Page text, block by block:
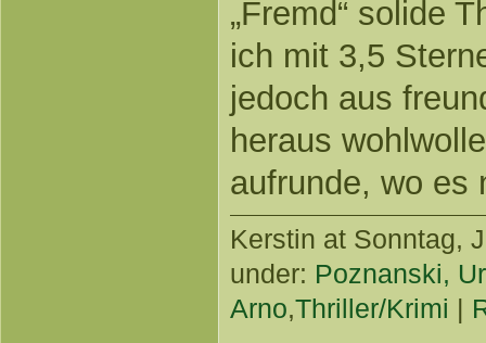
„Fremd“ solide
ich mit 3,5
jedoch aus
heraus
aufrunde, wo es
Kerstin at Sonntag,
under: Poznanski,
Arno,Thriller/Krimi |